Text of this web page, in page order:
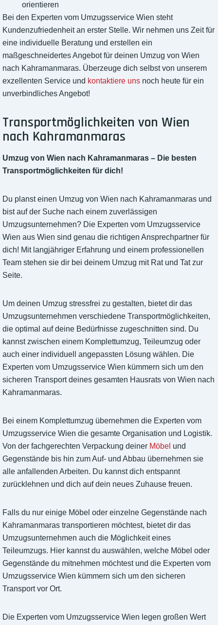
orientieren
Bei den Experten vom Umzugsservice Wien steht
Kundenzufriedenheit an erster Stelle. Wir nehmen uns Zeit für
eine individuelle Beratung und erstellen ein
maßgeschneidertes Angebot für deinen Umzug von Wien
nach Kahramanmaras. Überzeuge dich selbst von unserem
exzellenten Service und kontaktiere uns noch heute für ein
unverbindliches Angebot!
Transportmöglichkeiten von Wien
nach Kahramanmaras
Umzug von Wien nach Kahramanmaras – Die besten
Transportmöglichkeiten für dich!
Du planst einen Umzug von Wien nach Kahramanmaras und
bist auf der Suche nach einem zuverlässigen
Umzugsunternehmen? Die Experten vom Umzugsservice
Wien aus Wien sind genau die richtigen Ansprechpartner für
dich! Mit langjähriger Erfahrung und einem professionellen
Team stehen sie dir bei deinem Umzug mit Rat und Tat zur
Seite.
Um deinen Umzug stressfrei zu gestalten, bietet dir das
Umzugsunternehmen verschiedene Transportmöglichkeiten,
die optimal auf deine Bedürfnisse zugeschnitten sind. Du
kannst zwischen einem Komplettumzug, Teileumzug oder
auch einer individuell angepassten Lösung wählen. Die
Experten vom Umzugsservice Wien kümmern sich um den
sicheren Transport deines gesamten Hausrats von Wien nach
Kahramanmaras.
Bei einem Komplettumzug übernehmen die Experten vom
Umzugsservice Wien die gesamte Organisation und Logistik.
Von der fachgerechten Verpackung deiner Möbel und
Gegenstände bis hin zum Auf- und Abbau übernehmen sie
alle anfallenden Arbeiten. Du kannst dich entspannt
zurücklehnen und dich auf dein neues Zuhause freuen.
Falls du nur einige Möbel oder einzelne Gegenstände nach
Kahramanmaras transportieren möchtest, bietet dir das
Umzugsunternehmen auch die Möglichkeit eines
Teileumzugs. Hier kannst du auswählen, welche Möbel oder
Gegenstände du mitnehmen möchtest und die Experten vom
Umzugsservice Wien kümmern sich um den sicheren
Transport vor Ort.
Die Experten vom Umzugsservice Wien legen großen Wert